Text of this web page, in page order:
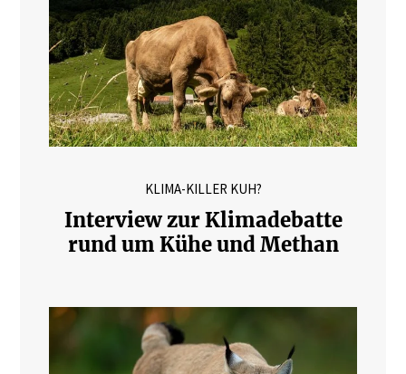
KLIMA-KILLER KUH?
Interview zur Klimadebatte
rund um Kühe und Methan